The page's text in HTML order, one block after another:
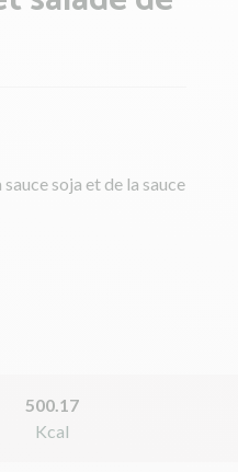
soja et de la sauce
500.17
Kcal